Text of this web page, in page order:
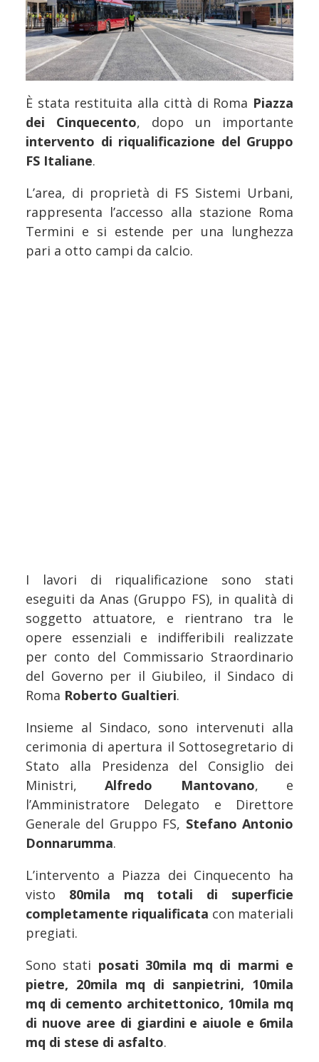
È stata restituita alla città di Roma Piazza
dei Cinquecento, dopo un importante
intervento di riqualificazione del Gruppo
FS Italiane.
L’area, di proprietà di FS Sistemi Urbani,
rappresenta l’accesso alla stazione Roma
Termini e si estende per una lunghezza
pari a otto campi da calcio.
I lavori di riqualificazione sono stati
eseguiti da Anas (Gruppo FS), in qualità di
soggetto attuatore, e rientrano tra le
opere essenziali e indifferibili realizzate
per conto del Commissario Straordinario
del Governo per il Giubileo, il Sindaco di
Roma Roberto Gualtieri.
Insieme al Sindaco, sono intervenuti alla
cerimonia di apertura il Sottosegretario di
Stato alla Presidenza del Consiglio dei
Ministri,Alfredo Mantovano, e
l’Amministratore Delegato e Direttore
Generale del Gruppo FS, Stefano Antonio
Donnarumma.
L’intervento a Piazza dei Cinquecento ha
visto 80mila mq totali di superficie
completamente riqualificata con materiali
pregiati.
Sono stati posati 30mila mq di marmi e
pietre, 20mila mq di sanpietrini, 10mila
mq di cemento architettonico, 10mila mq
di nuove aree di giardini e aiuole e 6mila
mq di stese di asfalto.